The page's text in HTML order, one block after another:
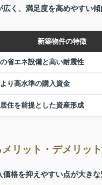
く、満足度を高めやすい傾
新築物件の特徴
省エネ設備と高い耐震性
り高水準の購入資金
住を前提とした資産形成
リット・デメリッ
格を抑えやすい点が大きな